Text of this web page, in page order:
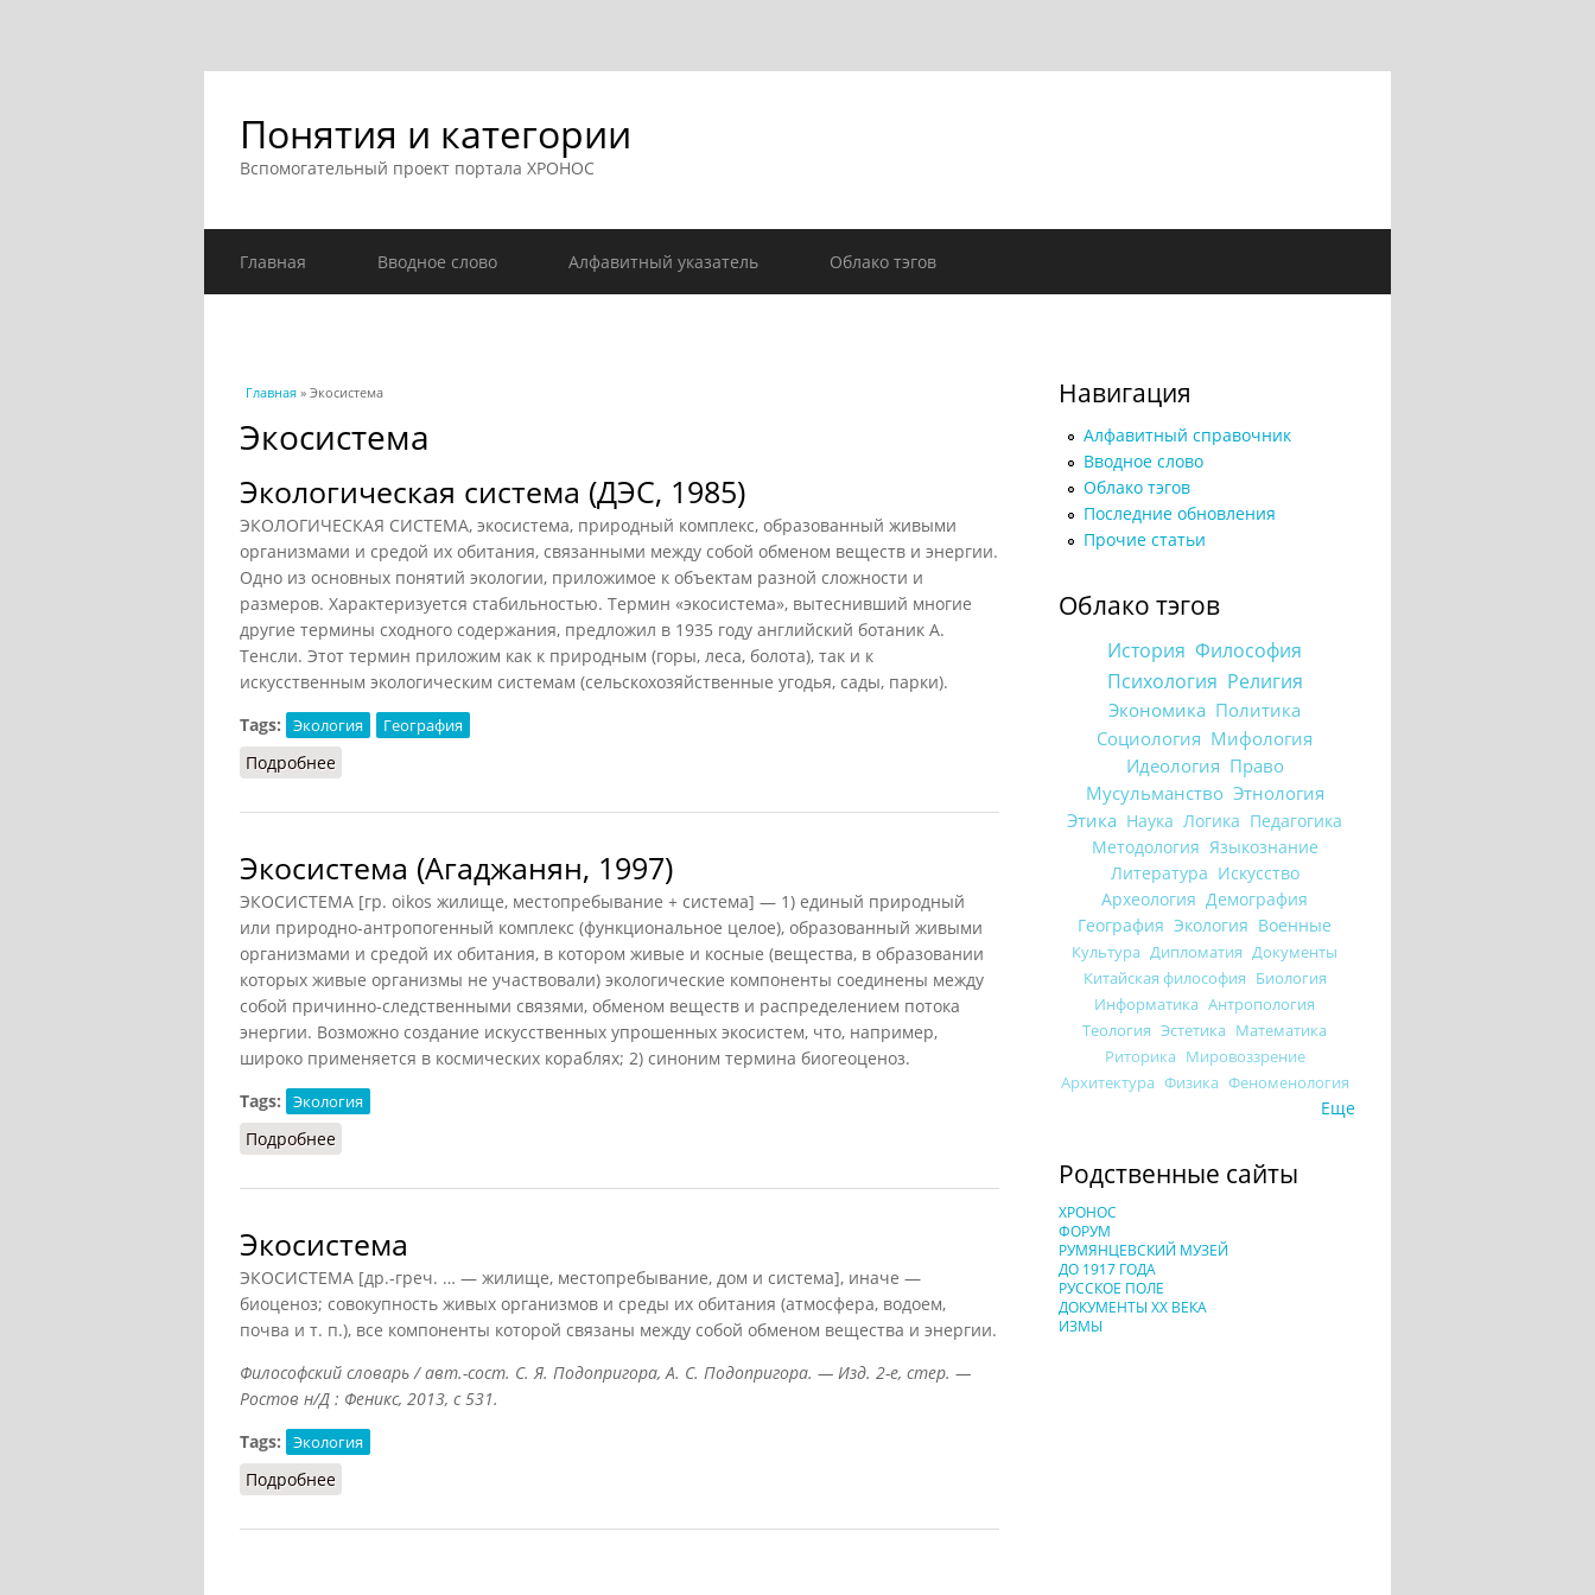
Понятия и категории
Вспомогательный проект портала ХРОНОС
Главная Вводное слово Алфавитный указатель Облако тэгов
Вы здесь
Главная » Экосистема
Экосистема
Экологическая система (ДЭС, 1985)
ЭКОЛОГИЧЕСКАЯ СИСТЕМА, экосистема, природный комплекс, образованный живыми
организмами и средой их обитания, связанными между собой обменом веществ и энергии.
Одно из основных понятий экологии, приложимое к объектам разной сложности и
размеров. Характеризуется стабильностью. Термин «экосистема», вытеснивший многие
другие термины сходного содержания, предложил в 1935 году английский ботаник А.
Тенсли. Этот термин приложим как к природным (горы, леса, болота), так и к
искусственным экологическим системам (сельскохозяйственные угодья, сады, парки).
Tags:
Экология География
Подробнее
Экосистема (Агаджанян, 1997)
ЭКОСИСТЕМА [гр. oikos жилище, местопребывание + система] — 1) единый природный
или природно-антропогенный комплекс (функциональное целое), образованный живыми
организмами и средой их обитания, в котором живые и косные (вещества, в образовании
которых живые организмы не участвовали) экологические компоненты соединены между
собой причинно-следственными связями, обменом веществ и распределением потока
энергии. Возможно создание искусственных упрошенных экосистем, что, например,
широко применяется в космических кораблях; 2) синоним термина биогеоценоз.
Tags:
Экология
Подробнее
Экосистема
ЭКОСИСТЕМА [др.-греч. … — жилище, местопребывание, дом и система], иначе —
биоценоз; совокупность живых организмов и среды их обитания (атмосфера, водоем,
почва и т. п.), все компоненты которой связаны между собой обменом вещества и энергии.
Философский словарь / авт.-сост. С. Я. Подопригора, А. С. Подопригора. — Изд. 2-е, стер. —
Ростов н/Д : Феникс, 2013, с 531.
Tags:
Экология
Подробнее
Навигация
Алфавитный справочник
Вводное слово
Облако тэгов
Последние обновления
Прочие статьи
Облако тэгов
История Философия
Психология Религия
Экономика Политика
Социология Мифология
Идеология Право
Мусульманство Этнология
Этика Наука Логика Педагогика
Методология Языкознание
Литература Искусство
Археология Демография
География Экология Военные
Культура Дипломатия Документы
Китайская философия Биология
Информатика Антропология
Теология Эстетика Математика
Риторика Мировоззрение
Архитектура Физика Феноменология
Еще
Родственные сайты
ХРОНОС
ФОРУМ
РУМЯНЦЕВСКИЙ МУЗЕЙ
ДО 1917 ГОДА
РУССКОЕ ПОЛЕ
ДОКУМЕНТЫ XX ВЕКА
ИЗМЫ